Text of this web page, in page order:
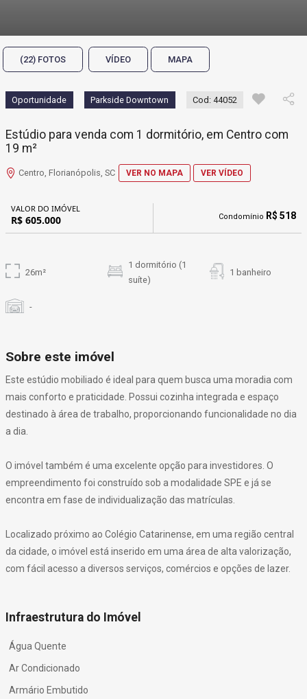
(22) FOTOS VÍDEO MAPA
Oportunidade Parkside Downtown Cod: 44052
Estúdio para venda com 1 dormitório, em Centro com
19 m²
Centro, Florianópolis, SC VER NO MAPA VER VÍDEO
VALOR DO IMÓVEL
R$ 605.000 Condomínio R$ 518
26m²
1 dormitório (1
suíte)
1 banheiro
-
Sobre este imóvel
Este estúdio mobiliado é ideal para quem busca uma moradia com
mais conforto e praticidade. Possui cozinha integrada e espaço
destinado à área de trabalho, proporcionando funcionalidade no dia
a dia.
O imóvel também é uma excelente opção para investidores. O
empreendimento foi construído sob a modalidade SPE e já se
encontra em fase de individualização das matrículas.
Localizado próximo ao Colégio Catarinense, em uma região central
da cidade, o imóvel está inserido em uma área de alta valorização,
com fácil acesso a diversos serviços, comércios e opções de lazer.
Infraestrutura do Imóvel
Água Quente
Ar Condicionado
Armário Embutido